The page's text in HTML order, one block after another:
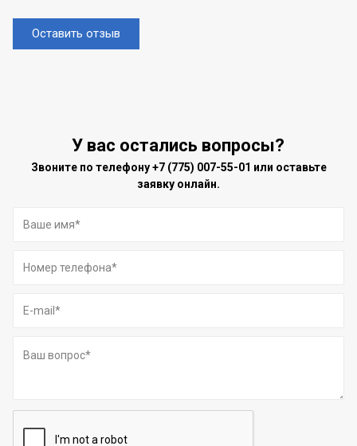
Оставить отзыв
У вас остались вопросы?
Звоните по телефону+7 (775) 007-55-01 или оставьте
заявку онлайн.